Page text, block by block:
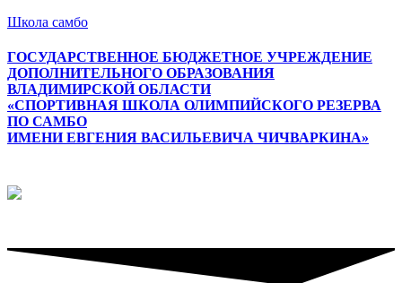
Школа самбо
ГОСУДАРСТВЕННОЕ БЮДЖЕТНОЕ УЧРЕЖДЕНИЕ
ДОПОЛНИТЕЛЬНОГО ОБРАЗОВАНИЯ
ВЛАДИМИРСКОЙ ОБЛАСТИ
«СПОРТИВНАЯ ШКОЛА ОЛИМПИЙСКОГО РЕЗЕРВА
ПО САМБО
ИМЕНИ ЕВГЕНИЯ ВАСИЛЬЕВИЧА ЧИЧВАРКИНА»